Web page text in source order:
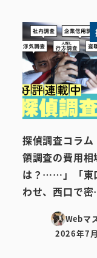
探偵調査コラ
領調査の費用相
は？……」「東
わせ、西口で
Webマ
投稿日
2026年7